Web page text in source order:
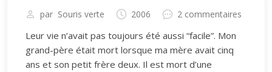
par Souris verte 2006 2 commentaires
Leur vie n’avait pas toujours été aussi “facile”. Mon
grand-père était mort lorsque ma mère avait cinq
ans et son petit frère deux. Il est mort d’une